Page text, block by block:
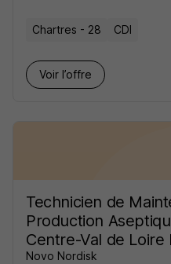
Chartres - 28 CDI
Voir l’offre
Technicien de
Production
Centre-Val de Loire
Novo Nordisk